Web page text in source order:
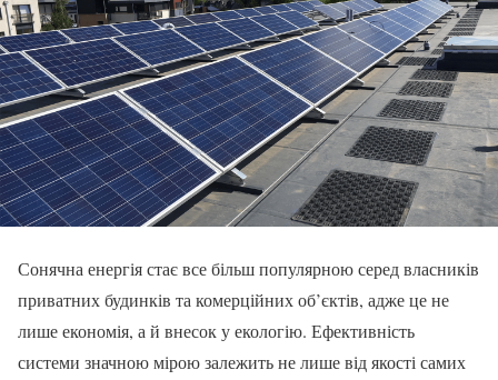
Сонячна енергія стає все більш популярною серед власників
приватних будинків та комерційних об’єктів, адже це не
лише економія, а й внесок у екологію. Ефективність
системи значною мірою залежить не лише від якості самих